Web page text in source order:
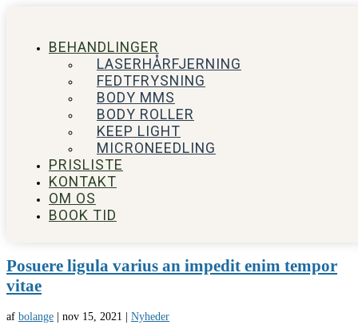
BEHANDLINGER
LASERHÅRFJERNING
FEDTFRYSNING
BODY MMS
BODY ROLLER
KEEP LIGHT
MICRONEEDLING
PRISLISTE
KONTAKT
OM OS
BOOK TID
Posuere ligula varius an impedit enim tempor
vitae
af bolange nov 15, 2021
Nyheder